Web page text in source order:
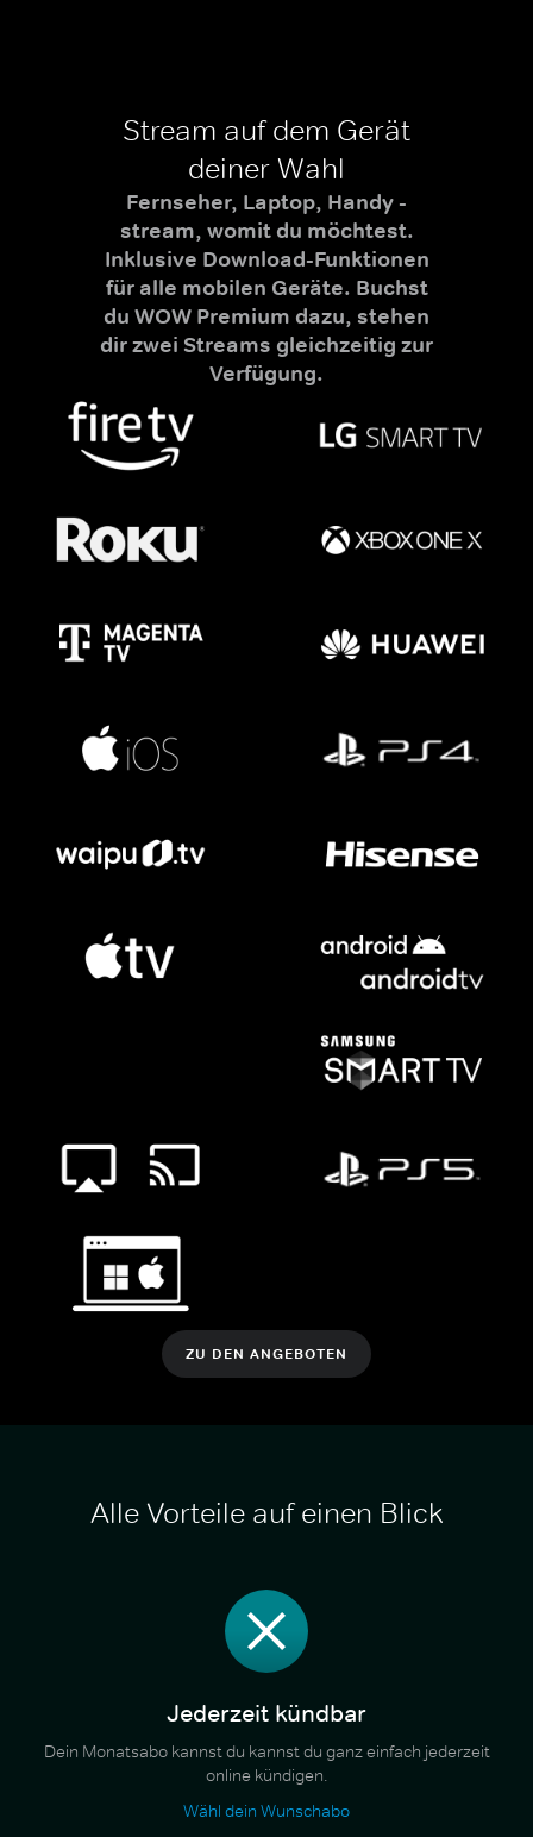
Stream auf dem Gerät
deiner Wahl
Fernseher, Laptop, Handy -
stream, womit du möchtest.
Inklusive Download-Funktionen
für alle mobilen Geräte. Buchst
du WOW Premium dazu, stehen
dir zwei Streams gleichzeitig zur
Verfügung.
ZU DEN ANGEBOTEN
Alle Vorteile auf einen Blick
Jederzeit kündbar
Dein Monatsabo kannst du kannst du ganz einfach jederzeit
online kündigen.
Wähl dein Wunschabo